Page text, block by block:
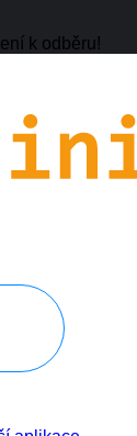
k odběru!